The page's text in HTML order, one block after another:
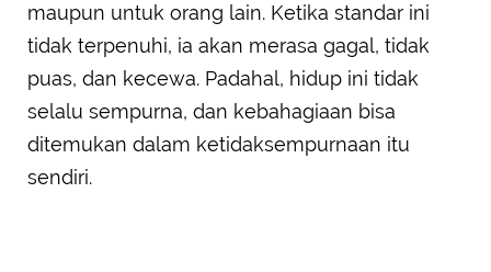
maupun untuk orang lain. Ketika standar ini
tidak terpenuhi, ia akan merasa gagal, tidak
puas, dan kecewa. Padahal, hidup ini tidak
selalu sempurna, dan kebahagiaan bisa
ditemukan dalam ketidaksempurnaan itu
sendiri.